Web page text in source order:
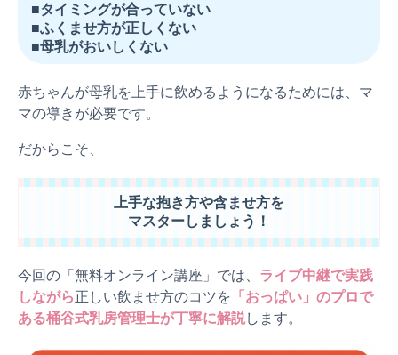
■タイミングが合っていない
■ふくませ方が正しくない
■母乳がおいしくない
赤ちゃんが母乳を上手に飲めるようになるためには、マ
マの導きが必要です。
だからこそ、
上手な抱き方や含ませ方を
マスターしましょう！
今回の「無料オンライン講座」では、 ライブ中継で実践
しながら正しい飲ませ方のコツを 「おっぱい」のプロで
ある桶谷式乳房管理士が丁寧に解説します。